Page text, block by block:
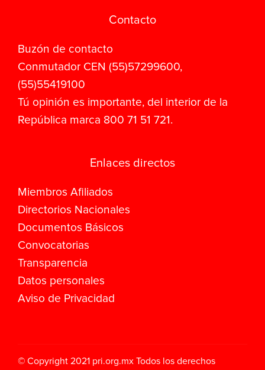
Contacto
Buzón de contacto
Conmutador CEN (55)57299600,
(55)55419100
Tú opinión es importante, del interior de la
República marca 800 71 51 721.
Enlaces directos
Miembros Afiliados
Directorios Nacionales
Documentos Básicos
Convocatorias
Transparencia
Datos personales
Aviso de Privacidad
© Copyright 2021 pri.org.mx Todos los derechos